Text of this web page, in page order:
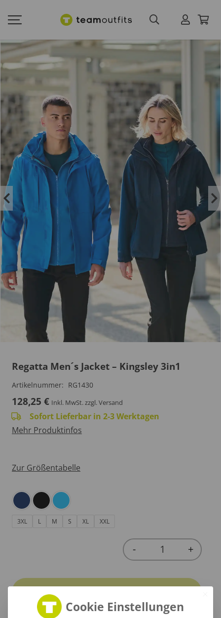
Regatta Men´s Jacket – Kingsley 3in1
Artikelnummer: RG1430
128,25 € Inkl. MwSt.zzgl. Versand
Sofort Lieferbar in 2-3 Werktagen
Mehr Produktinfos
Zur Größentabelle
3XL L M S XL XXL
Quantity
- +
Cookie Einstellungen